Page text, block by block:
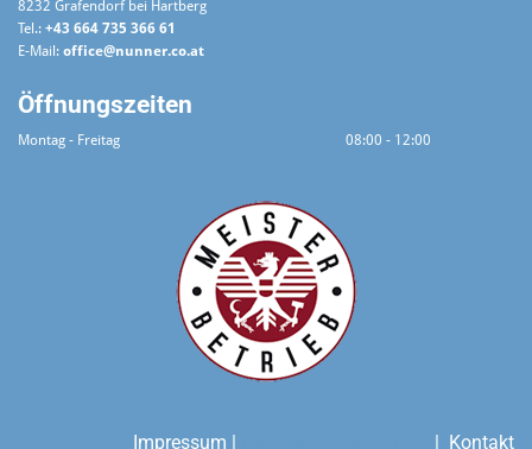
8232 Grafendorf bei Hartberg
Tel.: +43 664 735 366 61
E-Mail: office@nunner.co.at
Öffnungszeiten
Montag - Freitag 08:00 - 12:00
Impressum Kontakt